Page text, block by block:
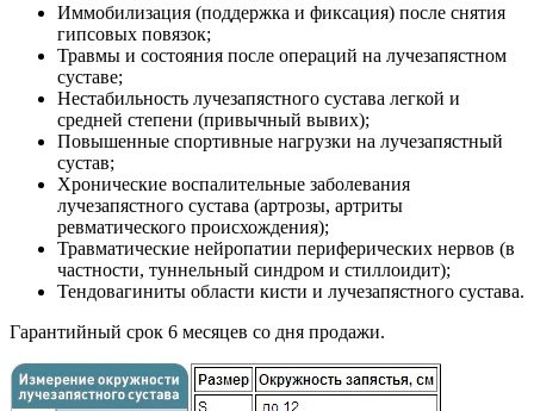
Иммобилизация (поддержка и фиксация) после снятия
гипсовых повязок;
Травмы и состояния после операций на лучезапястном
суставе;
Нестабильность лучезапястного сустава легкой и
средней степени (привычный вывих);
Повышенные спортивные нагрузки на лучезапястный
сустав;
Хронические воспалительные заболевания
лучезапястного сустава (артрозы, артриты
ревматического происхождения);
Травматические нейропатии периферических нервов (в
частности, туннельный синдром и стиллоидит);
Тендовагиниты области кисти и лучезапястного сустава.
Гарантийный срок 6 месяцев со дня продажи.